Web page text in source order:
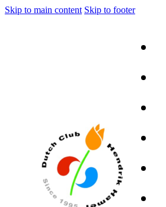
Skip to main content Skip to footer